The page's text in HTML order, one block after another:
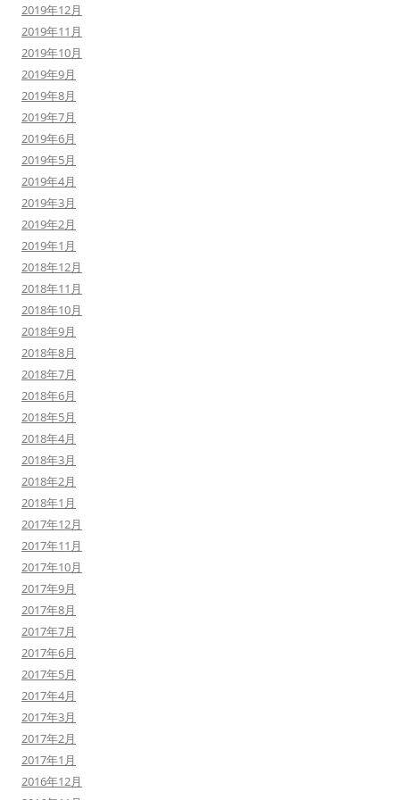
2019年12月
2019年11月
2019年10月
2019年9月
2019年8月
2019年7月
2019年6月
2019年5月
2019年4月
2019年3月
2019年2月
2019年1月
2018年12月
2018年11月
2018年10月
2018年9月
2018年8月
2018年7月
2018年6月
2018年5月
2018年4月
2018年3月
2018年2月
2018年1月
2017年12月
2017年11月
2017年10月
2017年9月
2017年8月
2017年7月
2017年6月
2017年5月
2017年4月
2017年3月
2017年2月
2017年1月
2016年12月